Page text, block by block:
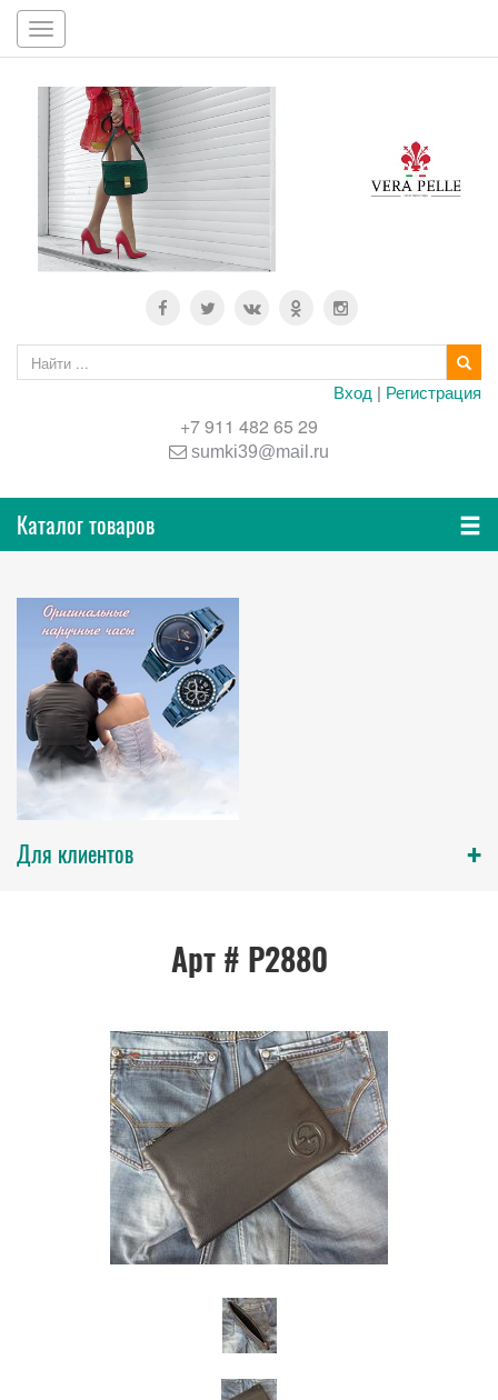
Toggle
navigation
Вход | Регистрация
+7 911 482 65 29
sumki39@mail.ru
Каталог товаров
Для клиентов +
Арт # P2880